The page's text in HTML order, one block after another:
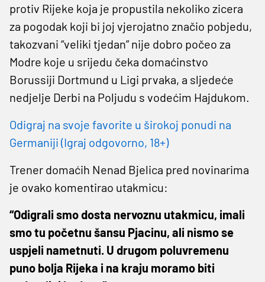
protiv Rijeke koja je propustila nekoliko zicera
za pogodak koji bi joj vjerojatno značio pobjedu,
takozvani “veliki tjedan” nije dobro počeo za
Modre koje u srijedu čeka domaćinstvo
Borussiji Dortmund u Ligi prvaka, a sljedeće
nedjelje Derbi na Poljudu s vodećim Hajdukom.
Odigraj na svoje favorite u širokoj ponudi na
Germaniji (Igraj odgovorno, 18+)
Trener domaćih Nenad Bjelica pred novinarima
je ovako komentirao utakmicu:
“Odigrali smo dosta nervoznu utakmicu, imali
smo tu početnu šansu Pjacinu, ali nismo se
uspjeli nametnuti. U drugom poluvremenu
puno bolja Rijeka i na kraju moramo biti